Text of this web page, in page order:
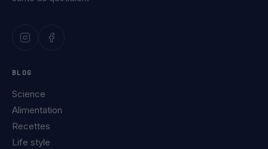
BLOG
Science
Alimentation
Recettes
Life style